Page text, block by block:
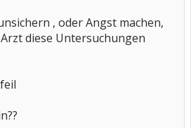
, oder Angst machen,
diese Untersuchungen